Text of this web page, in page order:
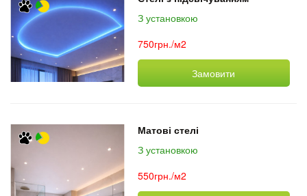
З установкою
750грн./м2
Замовити
Матові стелі
З установкою
550грн./м2